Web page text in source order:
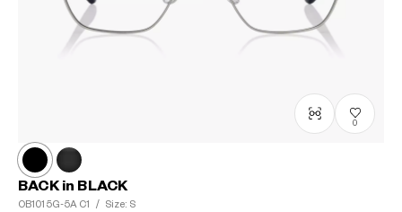
0
BACK in BLACK
OB1015G-5A C1 / Size: S